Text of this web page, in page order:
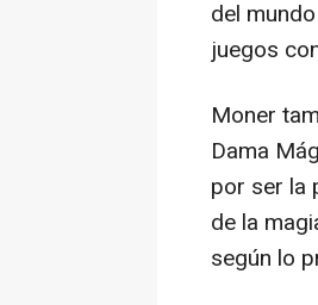
del
juegos
Moner
Dama
por ser la
de la
según lo